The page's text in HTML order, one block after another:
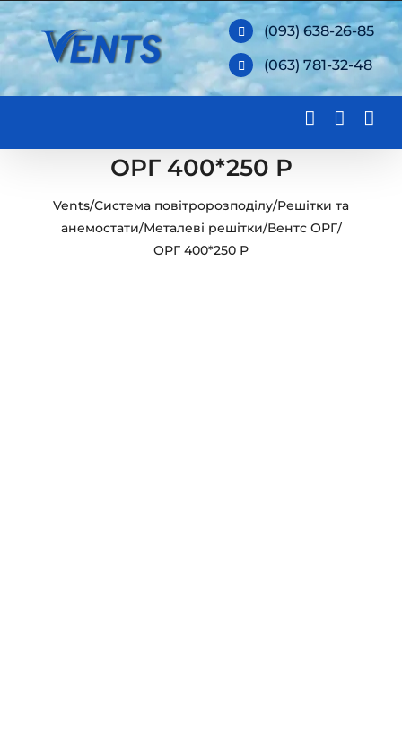
Skip
to
content
(093) 638-26-85
(063) 781-32-48
ОРГ 400*250 Р
Vents/Система повітророзподілу/Решітки та
анемостати/Металеві решітки/Вентс ОРГ/
ОРГ 400*250 Р